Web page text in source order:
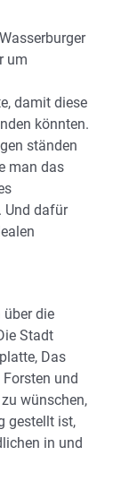
um
damit diese
könnten.
ständen
man das
Und dafür
die
Stadt
Das
und
wünschen,
gestellt ist,
in und